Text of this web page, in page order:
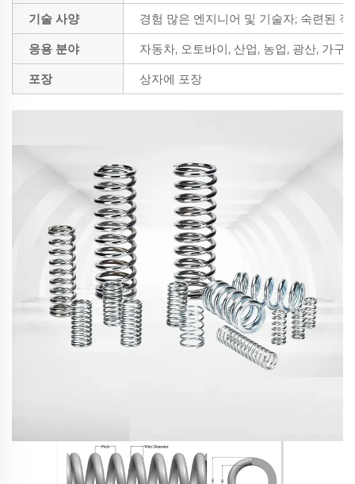
기술 사양
경험 많은 엔지니어 및 기술자; 숙련된 작
응용 분야
자동차, 오토바이, 산업, 농업, 광산, 가구,
포장
상자에 포장